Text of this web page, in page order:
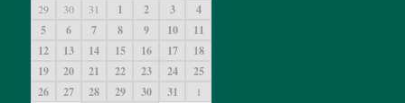
29 30 31 1 2 3
4
5
6 7 8 9 10
11
12
13 14 15 16 17
18
19
20 21 22 23 24
25
26
27 28 29 30 31 1